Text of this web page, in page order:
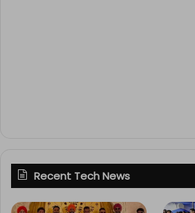
Recent Tech News